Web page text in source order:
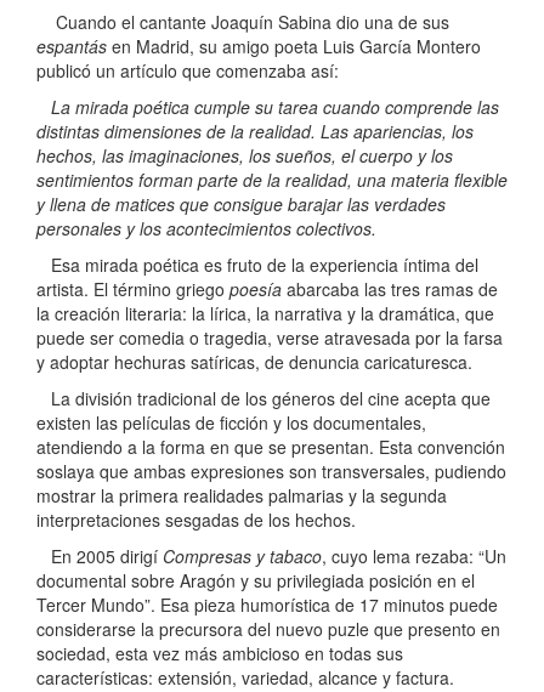
Cuando el cantante Joaquín Sabina dio una de sus
espantás en Madrid, su amigo poeta Luis García Montero
publicó un artículo que comenzaba así:
La mirada poética cumple su tarea cuando comprende las
distintas dimensiones de la realidad. Las apariencias, los
hechos, las imaginaciones, los sueños, el cuerpo y los
sentimientos forman parte de la realidad, una materia flexible
y llena de matices que consigue barajar las verdades
personales y los acontecimientos colectivos.
Esa mirada poética es fruto de la experiencia íntima del
artista. El término griego poesía abarcaba las tres ramas de
la creación literaria: la lírica, la narrativa y la dramática, que
puede ser comedia o tragedia, verse atravesada por la farsa
y adoptar hechuras satíricas, de denuncia caricaturesca.
La división tradicional de los géneros del cine acepta que
existen las películas de ficción y los documentales,
atendiendo a la forma en que se presentan. Esta convención
soslaya que ambas expresiones son transversales, pudiendo
mostrar la primera realidades palmarias y la segunda
interpretaciones sesgadas de los hechos.
En 2005 dirigí Compresas y tabaco, cuyo lema rezaba: “Un
documental sobre Aragón y su privilegiada posición en el
Tercer Mundo”. Esa pieza humorística de 17 minutos puede
considerarse la precursora del nuevo puzle que presento en
sociedad, esta vez más ambicioso en todas sus
características: extensión, variedad, alcance y factura.